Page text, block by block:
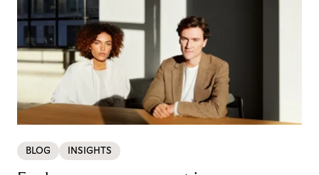
BLOG INSIGHTS